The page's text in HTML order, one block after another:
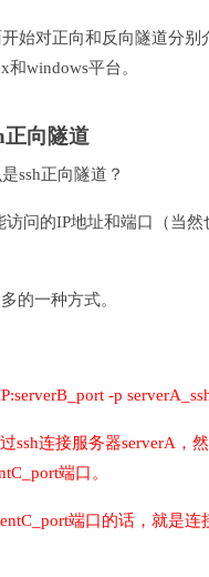
始对正向和反向隧道分
和windows平台。
正向隧道
ssh正向隧道？
访问的IP地址和端口（当
的一种方式。
-p
ssh连接服务器serverA，
端口。
端口的话，就是连